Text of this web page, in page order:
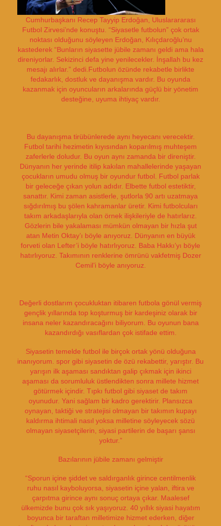
Cumhurbaşkanı Recep Tayyip Erdoğan, Uluslarararası
Futbol Zirvesi’nde konuştu. “Siyasetle futbolun” çok ortak
noktası olduğunu söyleyen Erdoğan, Kılıçdaroğlu’nu
kastederek “Bunların siyasette jübile zamanı geldi ama hala
direniyorlar. Sekizinci defa yine yenilecekler. İnşallah bu kez
mesajı alırlar.” dedi.Futbolun özünde rekabetle birlikte
fedakarlık, dostluk ve dayanışma vardır. Bu oyunda
kazanmak için oyuncuların arkalarında güçlü bir yönetim
desteğine, uyuma ihtiyaç vardır.
Bu dayanışma tirübünlerede aynı heyecanı verecektir.
Futbol tarihi hezimetin kıyısından koparılmış muhteşem
zaferlerle doludur. Bu oyun aynı zamanda bir direniştir.
Dünyanın her yerinde itilip kakılan mahallelerinde yaşayan
çocukların umudu olmuş bir oyundur futbol. Futbol parlak
bir geleceğe çıkan yolun adıdır. Elbette futbol estetiktir,
sanattır. Kimi zaman asistlerle, şutlorla 90 artı uzatmaya
sığdırılmış bu şölen kahramanlar üretir. Kimi futbolcuları
takım arkadaşlarıyla olan örnek ilişkileriyle de hatırlarız.
Gözlerin bile yakalaması mümkün olmayan bir hızla şut
atan Metin Oktay’ı böyle anıyoruz. Dünyanın en büyük
forveti olan Lefter’i böyle hatırlıyoruz. Baba Hakkı’yı böyle
hatırlıyoruz. Takımının renklerine ömrünü vakfetmiş Dozer
Cemil’i böyle anıyoruz.
Değerli dostlarım çocukluktan itibaren futbola gönül vermiş
gençlik yıllarında top koşturmuş bir kardeşiniz olarak bir
insana neler kazandıracağını biliyorum. Bu oyunun bana
kazandırdığı vasıflardan çok istifade ettim.
Siyasetin temelde futbol ile birçok ortak yönü olduğuna
inanıyorum. spor gibi siyasetin de özü rekabettir, yarıştır. Bu
yarışın ilk aşaması sandıktan galip çıkmak için ikinci
aşaması da sorumluluk üstlendikten sonra millete hizmet
götürmek içindir. Tıpkı futbol gibi siyaset de takım
oyunudur. Yani sağlam bir kadro gerektirir. Plansızca
oynayan, taktiği ve stratejisi olmayan bir takımın kupayı
kaldırma ihtimali nasıl yoksa milletine söyleyecek sözü
olmayan siyasetçilerin, siyasi partilerin de başarı şansı
yoktur.”
Bazılarının jübile zamanı gelmiştir
“Sporun içine şiddet ve saldırganlık girince centilmenlik
ruhu nasıl kayboluyorsa, siyasetin içine yalan, iftira ve
çarpıtma girince aynı sonuç ortaya çıkar. Maalesef
ülkemizde bunu çok sık yaşıyoruz. 40 yıllık siyasi hayatım
boyunca bir taraftan milletimize hizmet ederken, diğer